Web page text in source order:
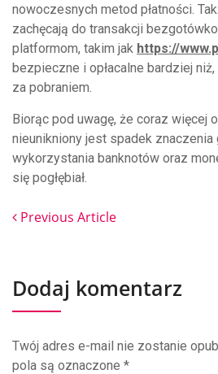
nowoczesnych metod płatności.
zachęcają do transakcji
platformom, takim jak https://
bezpieczne i opłacalne bardziej
za pobraniem.
Biorąc pod uwagę, że coraz więcej
nieunikniony jest spadek znaczenia
wykorzystania banknotów oraz
się pogłębiał.
Previous Article
Dodaj komentarz
Twój adres e-mail nie zostanie
pola są oznaczone *